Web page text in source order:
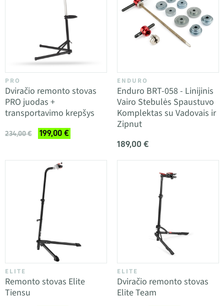
PRO
Dviračio remonto stovas
PRO juodas +
transportavimo krepšys
234,00 € 199,00 €
ENDURO
Enduro BRT-058 - Linijinis
Vairo Stebulės Spaustuvo
Komplektas su Vadovais ir
Zipnut
189,00 €
ELITE
Remonto stovas Elite
Tiensu
ELITE
Dviračio remonto stovas
Elite Team